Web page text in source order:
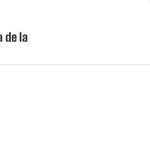
geolocation-header-icon-text
account
de la